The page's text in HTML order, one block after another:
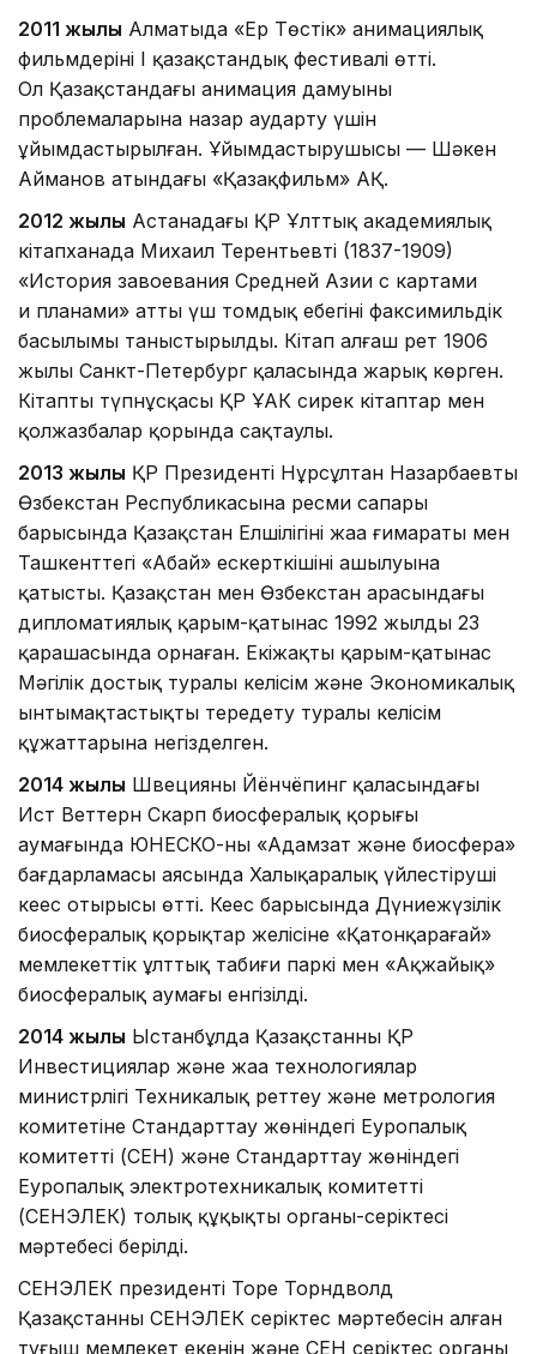
2011 жылы Алматыда «Ер Төстік» анимациялық
фильмдерінің І қазақстандық фестивалі өтті.
Ол Қазақстандағы анимация дамуының
проблемаларына назар аударту үшін
ұйымдастырылған. Ұйымдастырушысы — Шәкен
Айманов атындағы «Қазақфильм» АҚ.
2012 жылы Астанадағы ҚР Ұлттық академиялық
кітапханада Михаил Терентьевтің (1837-1909)
«История завоевания Средней Азии с картами
и планами» атты үш томдық еңбегінің факсимильдік
басылымы таныстырылды. Кітап алғаш рет 1906
жылы Санкт-Петербург қаласында жарық көрген.
Кітаптың түпнұсқасы ҚР ҰАК сирек кітаптар мен
қолжазбалар қорында сақтаулы.
2013 жылы ҚР Президенті Нұрсұлтан Назарбаевтың
Өзбекстан Республикасына ресми сапары
барысында Қазақстан Елшілігінің жаңа ғимараты мен
Ташкенттегі «Абай» ескерткішінің ашылуына
қатысты. Қазақстан мен Өзбекстан арасындағы
дипломатиялық қарым-қатынас 1992 жылдың 23
қарашасында орнаған. Екіжақты қарым-қатынас
Мәңгілік достық туралы келісім және Экономикалық
ынтымақтастықты тереңдету туралы келісім
құжаттарына негізделген.
2014 жылы Швецияның Йёнчёпинг қаласындағы
Ист Веттерн Скарп биосфералық қорығы
аумағында ЮНЕСКО-ның «Адамзат және биосфера»
бағдарламасы аясында Халықаралық үйлестіруші
кеңес отырысы өтті. Кеңес барысында Дүниежүзілік
биосфералық қорықтар желісіне «Қатонқарағай»
мемлекеттік ұлттық табиғи паркі мен «Ақжайық»
биосфералық аумағы енгізілді.
2014 жылы Ыстанбұлда Қазақстанның ҚР
Инвестициялар және жаңа технологиялар
министрлігі Техникалық реттеу және метрология
комитетіне Стандарттау жөніндегі Еуропалық
комитеттің (СЕН) және Стандарттау жөніндегі
Еуропалық электротехникалық комитеттің
(СЕНЭЛЕК) толық құқықты органы-серіктесі
мәртебесі берілді.
СЕНЭЛЕК президенті Торе Торндволд
Қазақстанның СЕНЭЛЕК серіктес мәртебесін алған
тұңғыш мемлекет екенін және СЕН серіктес органы